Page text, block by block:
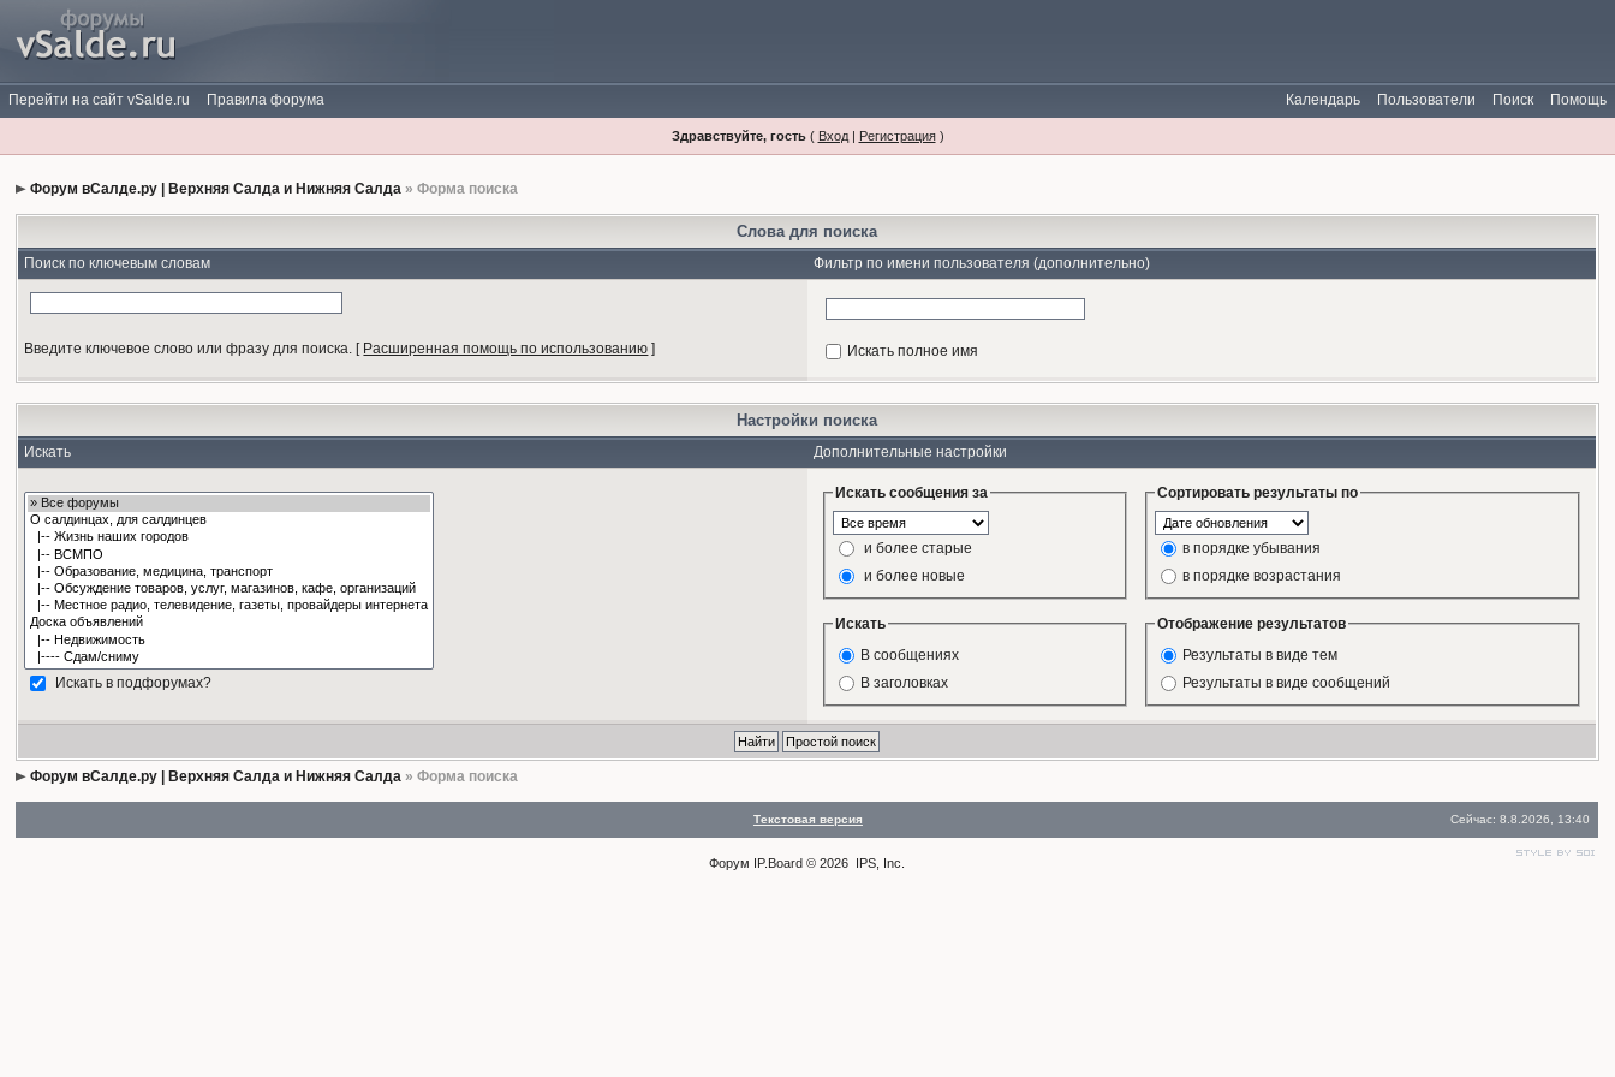
Перейти на сайт vSalde.ru Правила форума Помощь
Поиск
Пользователи
Календарь
Здравствуйте, гость( Вход| Регистрация)
Форум вСалде.ру | Верхняя Салда и Нижняя Салда » Форма поиска
Слова для поиска
Поиск по ключевым словам Фильтр по имени пользователя (дополнительно)
Введите ключевое слово или фразу для поиска. [ Расширенная помощь по использованию ] Искать полное имя
Настройки поиска
Искать Дополнительные настройки
Искать в подфорумах?
Искать сообщения за
и более старые
и более новые
Сортировать результаты по
в порядке убывания
в порядке возрастания
Искать
В сообщениях
В заголовках
Отображение результатов
Результаты в виде тем
Результаты в виде сообщений
Форум вСалде.ру | Верхняя Салда и Нижняя Салда » Форма поиска
Текстовая версия Сейчас: 8.8.2026, 13:40
Форум IP.Board © 2026 IPS, Inc